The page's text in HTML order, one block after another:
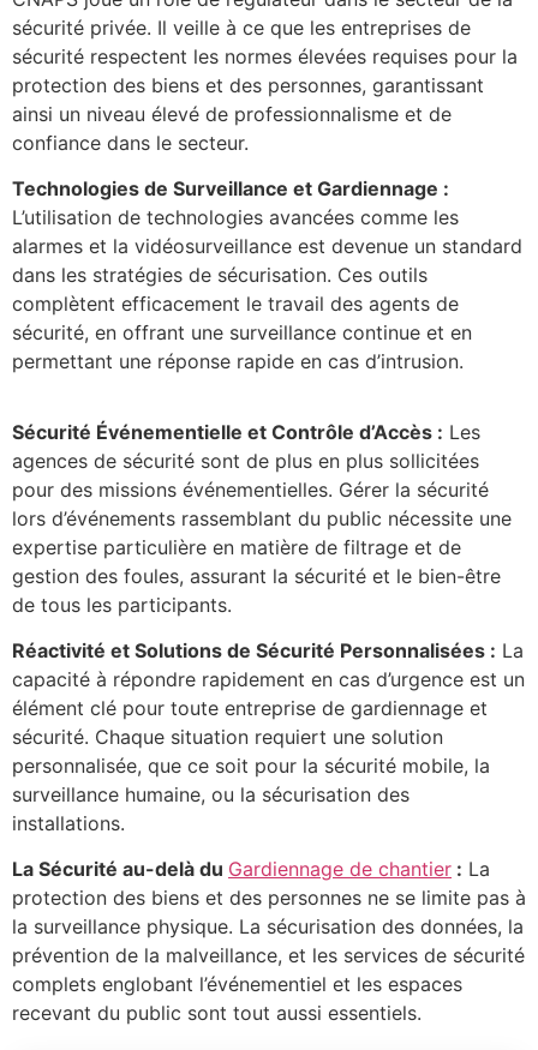
sécurité privée. Il veille à ce que les entreprises de
sécurité respectent les normes élevées requises pour la
protection des biens et des personnes, garantissant
ainsi un niveau élevé de professionnalisme et de
confiance dans le secteur.
Technologies de Surveillance et Gardiennage :
L’utilisation de technologies avancées comme les
alarmes et la vidéosurveillance est devenue un standard
dans les stratégies de sécurisation. Ces outils
complètent efficacement le travail des agents de
sécurité, en offrant une surveillance continue et en
permettant une réponse rapide en cas d’intrusion.
Sécurité Événementielle et Contrôle d’Accès : Les
agences de sécurité sont de plus en plus sollicitées
pour des missions événementielles. Gérer la sécurité
lors d’événements rassemblant du public nécessite une
expertise particulière en matière de filtrage et de
gestion des foules, assurant la sécurité et le bien-être
de tous les participants.
Réactivité et Solutions de Sécurité Personnalisées : La
capacité à répondre rapidement en cas d’urgence est un
élément clé pour toute entreprise de gardiennage et
sécurité. Chaque situation requiert une solution
personnalisée, que ce soit pour la sécurité mobile, la
surveillance humaine, ou la sécurisation des
installations.
La Sécurité au-delà du Gardiennage de chantier : La
protection des biens et des personnes ne se limite pas à
la surveillance physique. La sécurisation des données, la
prévention de la malveillance, et les services de sécurité
complets englobant l’événementiel et les espaces
recevant du public sont tout aussi essentiels.